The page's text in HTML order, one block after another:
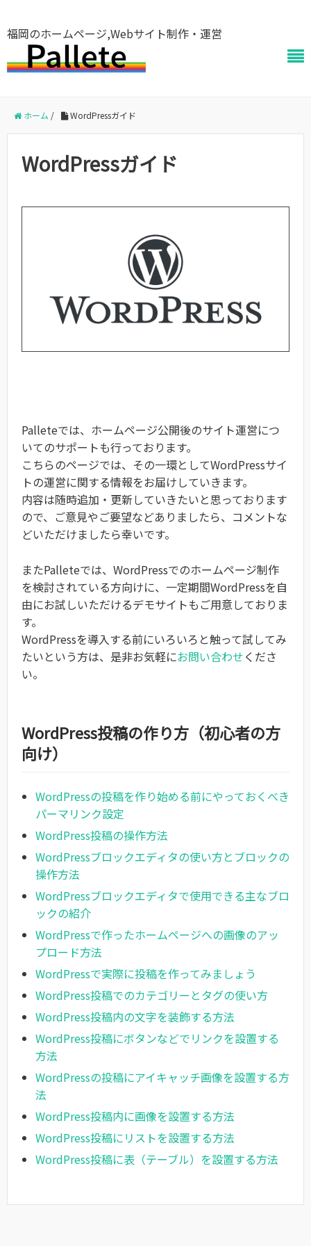
福岡のホームページ,Webサイト制作・運営
ホーム / WordPressガイド
WordPressガイド
Palleteでは、ホームページ公開後のサイト運営につ
いてのサポートも行っております。
こちらのページでは、その一環としてWordPressサイ
トの運営に関する情報をお届けしていきます。
内容は随時追加・更新していきたいと思っております
ので、ご意見やご要望などありましたら、コメントな
どいただけましたら幸いです。
またPalleteでは、WordPressでのホームページ制作
を検討されている方向けに、一定期間WordPressを自
由にお試しいただけるデモサイトもご用意しておりま
す。
WordPressを導入する前にいろいろと触って試してみ
たいという方は、是非お気軽にお問い合わせくださ
い。
WordPress投稿の作り方（初心者の方
向け）
WordPressの投稿を作り始める前にやっておくべき
パーマリンク設定
WordPress投稿の操作方法
WordPressブロックエディタの使い方とブロックの
操作方法
WordPressブロックエディタで使用できる主なブロ
ックの紹介
WordPressで作ったホームページへの画像のアッ
プロード方法
WordPressで実際に投稿を作ってみましょう
WordPress投稿でのカテゴリーとタグの使い方
WordPress投稿内の文字を装飾する方法
WordPress投稿にボタンなどでリンクを設置する
方法
WordPressの投稿にアイキャッチ画像を設置する方
法
WordPress投稿内に画像を設置する方法
WordPress投稿にリストを設置する方法
WordPress投稿に表（テーブル）を設置する方法